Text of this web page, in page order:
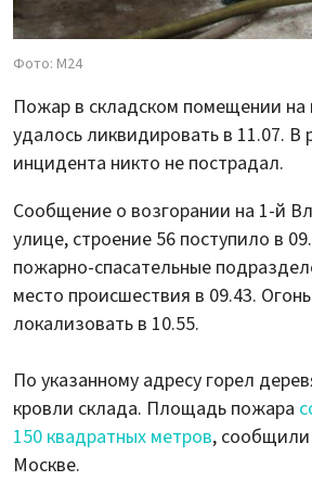
Фото: М24
Пожар в складском помещении на
удалось ликвидировать в 11.07. В
инцидента никто не пострадал.
Сообщение о возгорании на 1-й
улице, строение 56 поступило в
пожарно-спасательные
место происшествия в 09.43.
локализовать в 10.55.
По указанному адресу горел
кровли склада. Площадь пожара
150 квадратных метров,
Москве.